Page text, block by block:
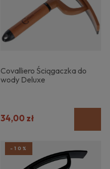
Covalliero Ściągaczka do
wody Deluxe
34,00 zł
-10%